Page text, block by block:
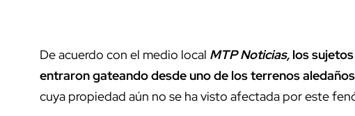
De acuerdo con el medio local MTP Noticias, los
entraron gateando desde uno de los terrenos
cuya propiedad aún no se ha visto afectada por este